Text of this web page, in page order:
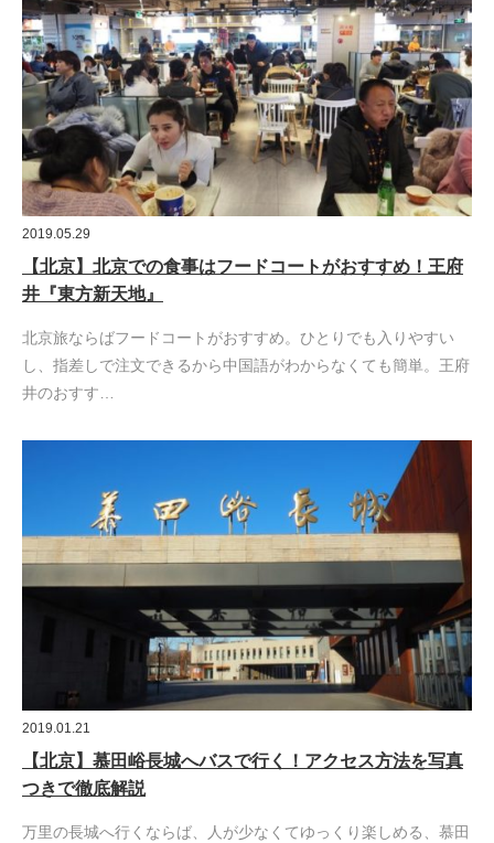
2019.05.29
【北京】北京での食事はフードコートがおすすめ！王府
井『東方新天地』
北京旅ならばフードコートがおすすめ。ひとりでも入りやすい
し、指差しで注文できるから中国語がわからなくても簡単。王府
井のおすす…
2019.01.21
【北京】慕田峪長城へバスで行く！アクセス方法を写真
つきで徹底解説
万里の長城へ行くならば、人が少なくてゆっくり楽しめる、慕田